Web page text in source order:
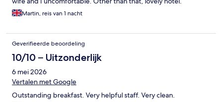
Martin, reis van 1 nacht
Geverifieerde beoordeling
10/10 – Uitzonderlijk
6 mei 2026
Vertalen met Google
Outstanding breakfast. Very helpful staff. Very clean.